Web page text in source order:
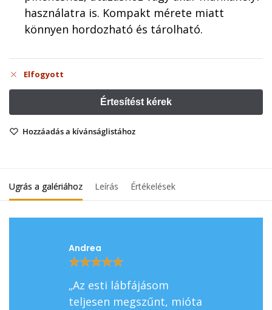
használatra is. Kompakt mérete miatt
könnyen hordozható és tárolható.
Elfogyott
Hozzáadás a kívánságlistához
Ugrás a galériához Leírás Értékelések
Andrea
★★★★★
„Az esti lábfájásom
teljesen megszűnt, mióta